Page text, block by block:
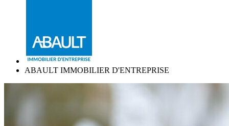
ABAULT IMMOBILIER D'ENTREPRISE